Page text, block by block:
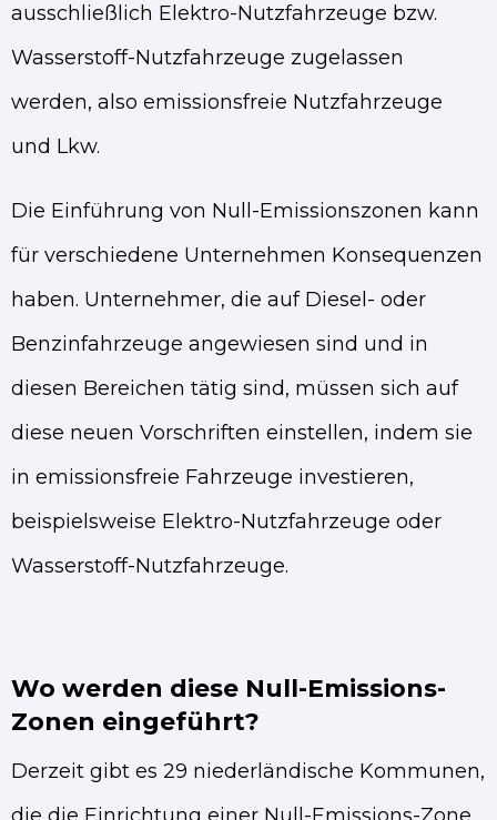
ausschließlich Elektro-Nutzfahrzeuge bzw.
Wasserstoff-Nutzfahrzeuge zugelassen
werden, also emissionsfreie Nutzfahrzeuge
und Lkw.
Die Einführung von Null-Emissionszonen kann
für verschiedene Unternehmen Konsequenzen
haben. Unternehmer, die auf Diesel- oder
Benzinfahrzeuge angewiesen sind und in
diesen Bereichen tätig sind, müssen sich auf
diese neuen Vorschriften einstellen, indem sie
in emissionsfreie Fahrzeuge investieren,
beispielsweise Elektro-Nutzfahrzeuge oder
Wasserstoff-Nutzfahrzeuge.
Wo werden diese Null-Emissions-
Zonen eingeführt?
Derzeit gibt es 29 niederländische Kommunen,